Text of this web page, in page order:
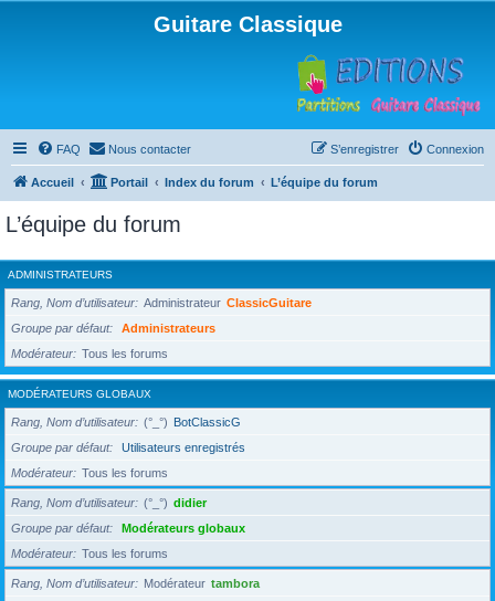
Guitare Classique
FAQ Nous contacter Connexion
S’enregistrer
Accueil Portail Index du forum L’équipe du forum
L’équipe du forum
ADMINISTRATEURS
Rang, Nom d’utilisateur Administrateur ClassicGuitare
Groupe par défaut
Administrateurs
Modérateur
Tous les forums
MODÉRATEURS GLOBAUX
Rang, Nom d’utilisateur (°_°) BotClassicG
Groupe par défaut
Utilisateurs enregistrés
Modérateur
Tous les forums
Rang, Nom d’utilisateur (°_°) didier
Groupe par défaut
Modérateurs globaux
Modérateur
Tous les forums
Rang, Nom d’utilisateur Modérateur tambora